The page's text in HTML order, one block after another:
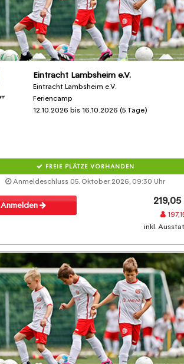
Eintracht Lambsheim e.V.
Eintracht Lambsheim e.V.
Feriencamp
12.10.2026 bis 16.10.2026 (5 Tage)
FREIE PLÄTZE VORHANDEN
Anmeldeschluss 05. Oktober 2026, 09:30 Uhr
Anmelden 219,05
inkl.